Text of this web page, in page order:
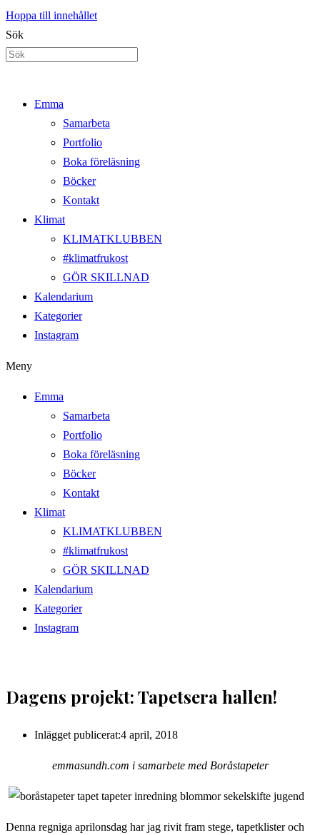
Hoppa till innehållet
Sök
Emma
Samarbeta
Portfolio
Boka föreläsning
Böcker
Kontakt
Klimat
KLIMATKLUBBEN
#klimatfrukost
GÖR SKILLNAD
Kalendarium
Kategorier
Instagram
Meny
Emma
Samarbeta
Portfolio
Boka föreläsning
Böcker
Kontakt
Klimat
KLIMATKLUBBEN
#klimatfrukost
GÖR SKILLNAD
Kalendarium
Kategorier
Instagram
Dagens projekt: Tapetsera hallen!
Inlägget publicerat:4 april, 2018
emmasundh.com i samarbete med Boråstapeter
Denna regniga aprilonsdag har jag rivit fram stege, tapetklister och